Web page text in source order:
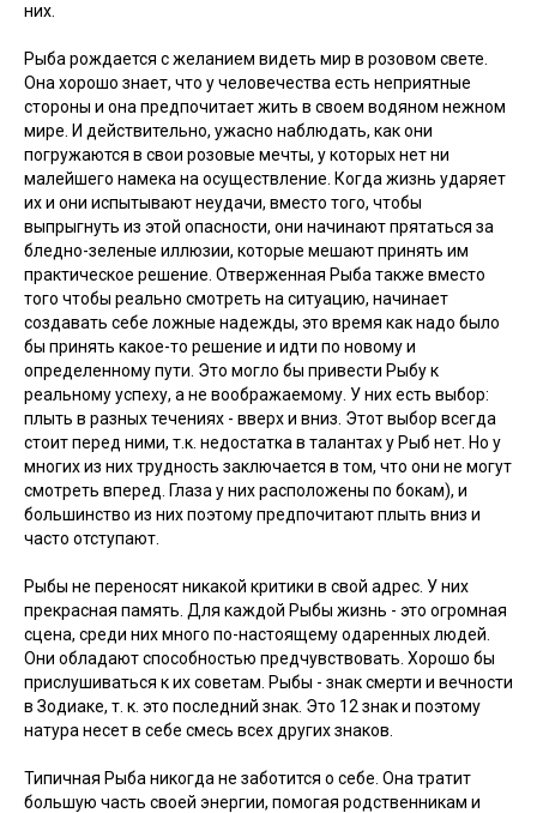
них.
Рыба рождается с желанием видеть мир в розовом свете.
Она хорошо знает, что у человечества есть неприятные
стороны и она предпочитает жить в своем водяном нежном
мире. И действительно, ужасно наблюдать, как они
погружаются в свои розовые мечты, у которых нет ни
малейшего намека на осуществление. Когда жизнь ударяет
их и они испытывают неудачи, вместо того, чтобы
выпрыгнуть из этой опасности, они начинают прятаться за
бледно-зеленые иллюзии, которые мешают принять им
практическое решение. Отверженная Рыба также вместо
того чтобы реально смотреть на ситуацию, начинает
создавать себе ложные надежды, это время как надо было
бы принять какое-то решение и идти по новому и
определенному пути. Это могло бы привести Рыбу к
реальному успеху, а не воображаемому. У них есть выбор:
плыть в разных течениях - вверх и вниз. Этот выбор всегда
стоит перед ними, т.к. недостатка в талантах у Рыб нет. Но у
многих из них трудность заключается в том, что они не могут
смотреть вперед. Глаза у них расположены по бокам), и
большинство из них поэтому предпочитают плыть вниз и
часто отступают.
Рыбы не переносят никакой критики в свой адрес. У них
прекрасная память. Для каждой Рыбы жизнь - это огромная
сцена, среди них много по-настоящему одаренных людей.
Они обладают способностью предчувствовать. Хорошо бы
прислушиваться к их советам. Рыбы - знак смерти и вечности
в Зодиаке, т. к. это последний знак. Это 12 знак и поэтому
натура несет в себе смесь всех других знаков.
Типичная Рыба никогда не заботится о себе. Она тратит
большую часть своей энергии, помогая родственникам и